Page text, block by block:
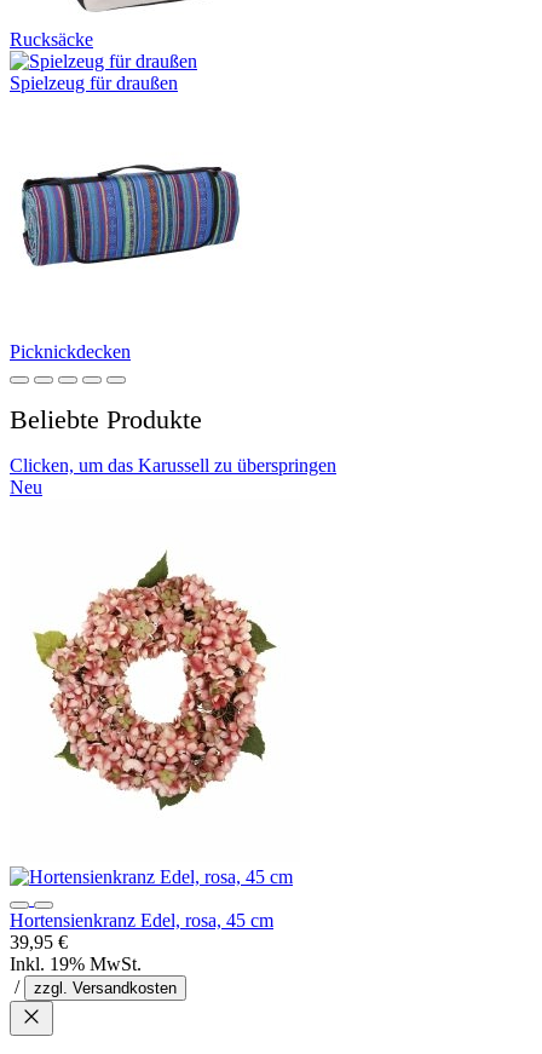
Rucksäcke
Spielzeug für draußen
Picknickdecken
Beliebte Produkte
Clicken, um das Karussell zu überspringen
Neu
Hortensienkranz Edel, rosa, 45 cm
39,95 €
Inkl. 19% MwSt.
/
zzgl. Versandkosten